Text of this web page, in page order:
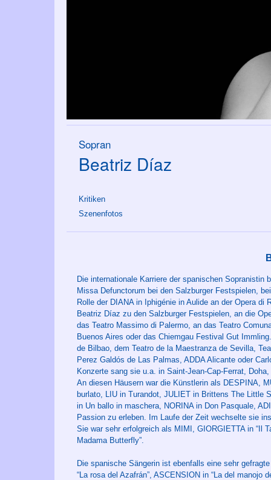
Sopran
Beatriz Díaz
Kritiken
Szenenfotos
Die internationale Karriere der spanischen
Missa Defunctorum bei den Salzburger Festspielen,
Rolle der DIANA in Iphigénie in Aulide an der Opera
Beatriz Díaz zu den Salzburger Festspielen, an die
das Teatro Massimo di Palermo, an das Teatro
Buenos Aires oder das Chiemgau Festival Gut
de Bilbao, dem Teatro de la Maestranza de Sevilla,
Perez Galdós de Las Palmas, ADDA Alicante oder
Konzerte sang sie u.a. in Saint-Jean-Cap-Ferrat,
An diesen Häusern war die Künstlerin als DESPINA,
burlato, LIU in Turandot, JULIET in Brittens The Little
in Un ballo in maschera, NORINA in Don Pasquale,
Passion zu erleben. Im Laufe der Zeit wechselte sie
Sie war sehr erfolgreich als MIMI, GIORGIETTA in “Il
Madama Butterfly”.
Die spanische Sängerin ist ebenfalls eine sehr
“La rosa del Azafrán”, ASCENSION in “La del manojo